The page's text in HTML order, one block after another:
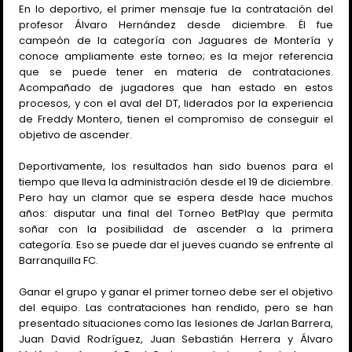
En lo deportivo, el primer mensaje fue la contratación del
profesor Álvaro Hernández desde diciembre. Él fue
campeón de la categoría con Jaguares de Montería y
conoce ampliamente este torneo; es la mejor referencia
que se puede tener en materia de contrataciones.
Acompañado de jugadores que han estado en estos
procesos, y con el aval del DT, liderados por la experiencia
de Freddy Montero, tienen el compromiso de conseguir el
objetivo de ascender.
Deportivamente, los resultados han sido buenos para el
tiempo que lleva la administración desde el 19 de diciembre.
Pero hay un clamor que se espera desde hace muchos
años: disputar una final del Torneo BetPlay que permita
soñar con la posibilidad de ascender a la primera
categoría. Eso se puede dar el jueves cuando se enfrente al
Barranquilla FC.
Ganar el grupo y ganar el primer torneo debe ser el objetivo
del equipo. Las contrataciones han rendido, pero se han
presentado situaciones como las lesiones de Jarlan Barrera,
Juan David Rodríguez, Juan Sebastián Herrera y Álvaro